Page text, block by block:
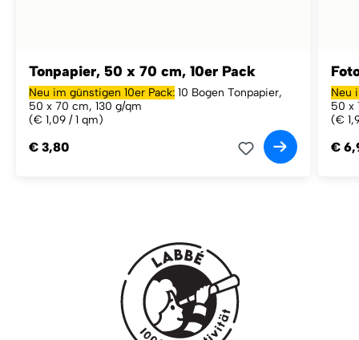
Tonpapier, 50 x 70 cm, 10er Pack
Neu im günstigen 10er Pack: 10 Bogen Tonpapier,
50 x 70 cm, 130 g/qm
(€ 1,09 / 1 qm)
€ 3,80
Neu
50 x
(€
€